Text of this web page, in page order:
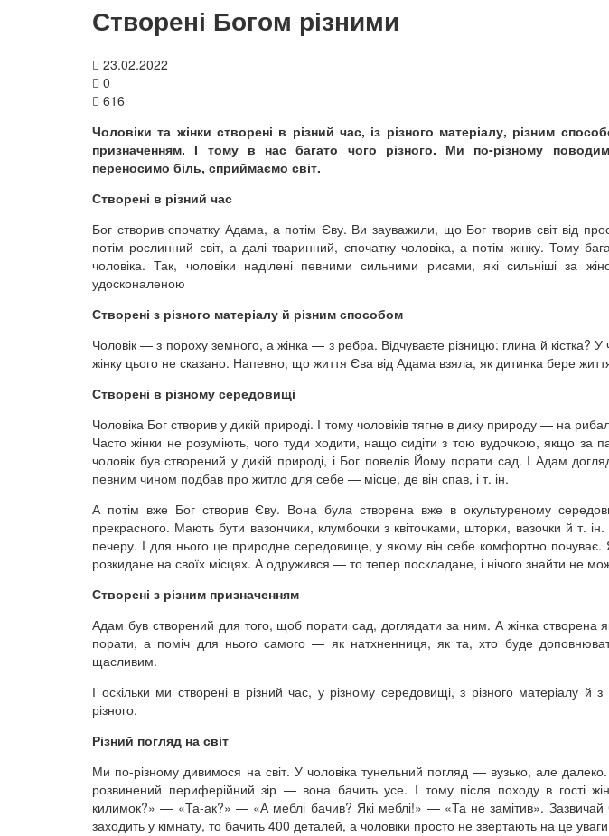
Створені Богом різними
23.02.2022
0
616
Чоловіки та жінки створені в різний час, із різного матеріалу, різним
призначенням. І тому в нас багато чого різного. Ми по-різному
переносимо біль, сприймаємо світ.
Створені в різний час
Бог створив спочатку Адама, а потім Єву. Ви зауважили, що Бог творив світ від
потім рослинний світ, а далі тваринний, спочатку чоловіка, а потім жінку. Тому
чоловіка. Так, чоловіки наділені певними сильними рисами, які сильніші за
удосконаленою
Створені з різного матеріалу й різним способом
Чоловік — з пороху земного, а жінка — з ребра. Відчуваєте різницю: глина й кістка?
жінку цього не сказано. Напевно, що життя Єва від Адама взяла, як дитинка бере
Створені в різному середовищі
Чоловіка Бог створив у дикій природі. І тому чоловіків тягне в дику природу — на
Часто жінки не розуміють, чого туди ходити, нащо сидіти з тою вудочкою, якщо за
чоловік був створений у дикій природі, і Бог повелів Йому порати сад. І Адам
певним чином подбав про житло для себе — місце, де він спав, і т. ін.
А потім вже Бог створив Єву. Вона була створена вже в окультуреному
прекрасного. Мають бути вазончики, клумбочки з квіточками, шторки, вазочки й т.
печеру. І для нього це природне середовище, у якому він себе комфортно
розкидане на своїх місцях. А одружився — то тепер поскладане, і нічого знайти не
Створені з різним призначенням
Адам був створений для того, щоб порати сад, доглядати за ним. А жінка
порати, а поміч для нього самого — як натхненниця, як та, хто буде
щасливим.
І оскільки ми створені в різний час, у різному середовищі, з різного матеріалу й
різного.
Різний погляд на світ
Ми по-різному дивимося на світ. У чоловіка тунельний погляд — вузько, але
розвинений периферійний зір — вона бачить усе. І тому після походу в гості
килимок?» — «Та-ак?» — «А меблі бачив? Які меблі!» — «Та не замітив». Зазвичай
заходить у кімнату, то бачить 400 деталей, а чоловіки просто не звертають на це